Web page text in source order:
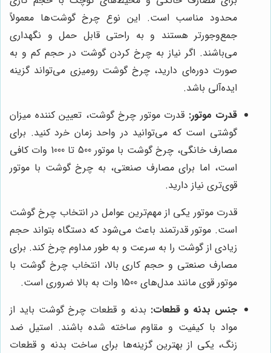
محدود مناسب است. این نوع چرخ گوشت‌ها معمولاً
جمع‌وجورتر هستند و به راحتی قابل حمل و نگهداری
می‌باشند. اگر نیاز به چرخ کردن گوشت در حجم کم و به
صورت دوره‌ای دارید، چرخ گوشت رومیزی می‌تواند گزینه
ایده‌آلی باشد.
قدرت موتور: قدرت موتور چرخ گوشت، تعیین کننده میزان
گوشتی است که می‌توانید در واحد زمان خرد کنید. برای
مصارف خانگی، چرخ گوشت با موتور 500 تا 1000 وات کافی
است، اما برای مصارف صنعتی، به چرخ گوشت با موتور
قوی‌تری نیاز دارید.
قدرت موتور یکی از مهم‌ترین عوامل در انتخاب چرخ گوشت
است. موتور قدرتمند باعث می‌شود که دستگاه بتواند حجم
زیادی از گوشت را به سرعت و به طور مداوم چرخ کند. برای
مصارف صنعتی و حجم کاری بالا، انتخاب چرخ گوشت با
موتور قوی مانند مدل‌های 1500 وات به بالا ضروری است.
جنس بدنه و قطعات: بدنه و قطعات چرخ گوشت باید از
مواد با کیفیت و مقاوم ساخته شده باشند. استیل ضد
زنگ، یکی از بهترین گزینه‌ها برای ساخت بدنه و قطعات